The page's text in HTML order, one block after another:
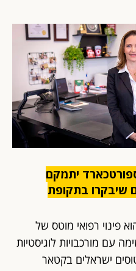
יתמקם
שיבקרו בתקופת
פינוי רפואי מוטס של
עם מורכבויות לוגיסטיות
ישראלים בקטאר